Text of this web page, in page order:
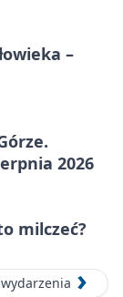
–
2026
milczeć?